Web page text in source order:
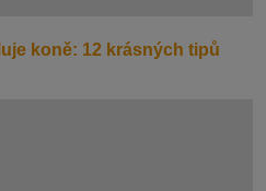
koně: 12 krásných tipů